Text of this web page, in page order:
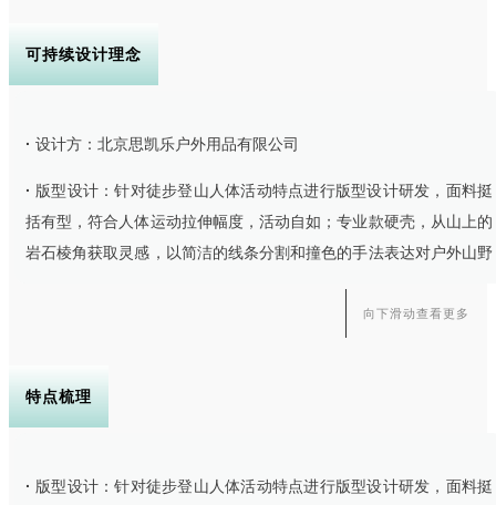
可持续设计理念
· 设计方：北京思凯乐户外用品有限公司
· 版型设计：针对徒步登山人体活动特点进行版型设计研发，面料挺
括有型，符合人体运动拉伸幅度，活动自如；专业款硬壳，从山上的
岩石棱角获取灵感，以简洁的线条分割和撞色的手法表达对户外山野
向下滑动查看更多
特点梳理
· 版型设计：针对徒步登山人体活动特点进行版型设计研发，面料挺